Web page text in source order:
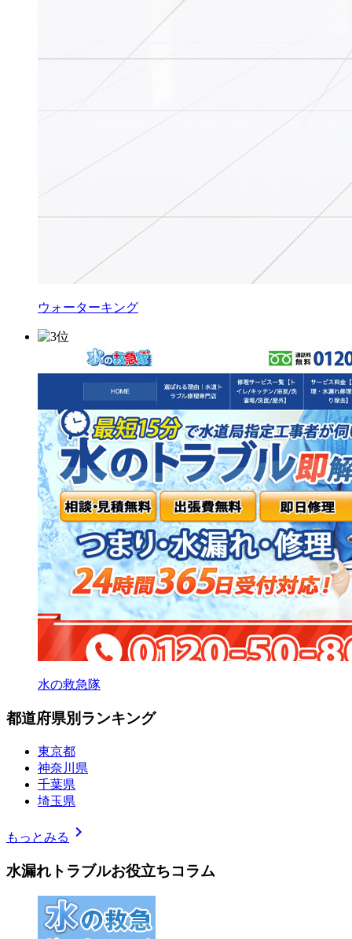
ウォーターキング
水の救急隊
都道府県別ランキング
東京都
神奈川県
千葉県
埼玉県
もっとみる chevron_right
水漏れトラブルお役立ちコラム